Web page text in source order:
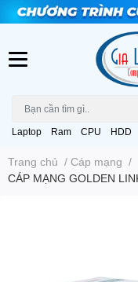
Laptop Ram CPU HDD
Trang chủ / Cáp mạng /
CÁP MẠNG GOLDEN